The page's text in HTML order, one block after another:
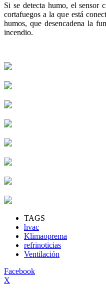
Si se detecta humo, el sensor
cortafuegos a la que está
humos, que desencadena la
incendio.
TAGS
hvac
Klimaoprema
refrinoticias
Ventilación
Facebook
X